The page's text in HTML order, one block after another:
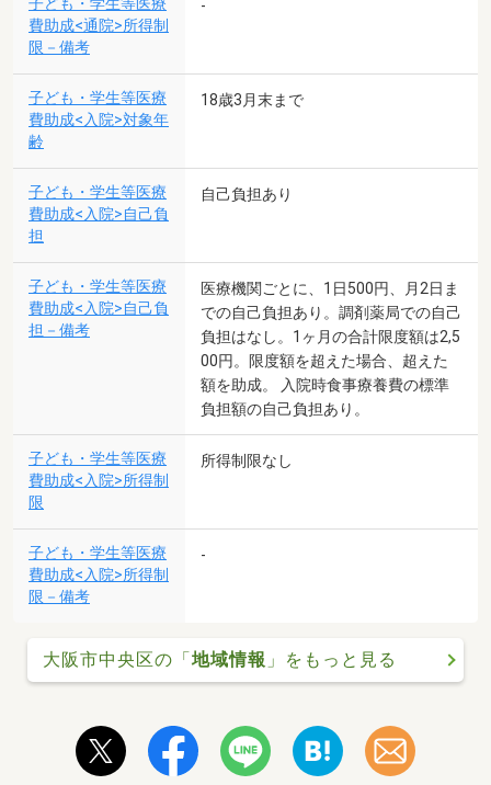
子ども・学生等医療
費助成<通院>所得制
限－備考
-
子ども・学生等医療
費助成<入院>対象年
齢
18歳3月末まで
子ども・学生等医療
費助成<入院>自己負
担
自己負担あり
子ども・学生等医療
費助成<入院>自己負
担－備考
医療機関ごとに、1日500円、月2日ま
での自己負担あり。調剤薬局での自己
負担はなし。1ヶ月の合計限度額は2,5
00円。限度額を超えた場合、超えた
額を助成。 入院時食事療養費の標準
負担額の自己負担あり。
子ども・学生等医療
費助成<入院>所得制
限
所得制限なし
子ども・学生等医療
費助成<入院>所得制
限－備考
-
大阪市中央区の「地域情報 」をもっと見る